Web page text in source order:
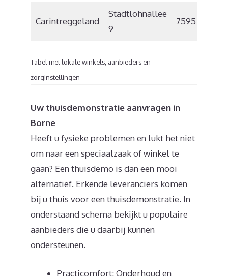
Carintreggeland
Stadtlohnallee
9
7595 BP
Tabel met lokale winkels, aanbieders en
zorginstellingen
Uw thuisdemonstratie aanvragen in
Borne
Heeft u fysieke problemen en lukt het niet
om naar een speciaalzaak of winkel te
gaan? Een thuisdemo is dan een mooi
alternatief. Erkende leveranciers komen
bij u thuis voor een thuisdemonstratie. In
onderstaand schema bekijkt u populaire
aanbieders die u daarbij kunnen
ondersteunen.
Practicomfort: Onderhoud en